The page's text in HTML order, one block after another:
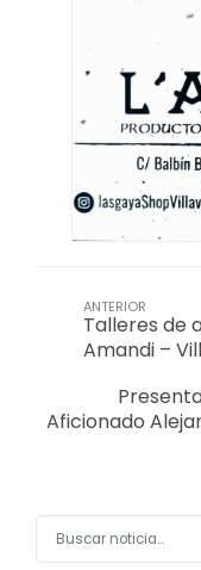
ANTERIOR
Talleres de
Amandi –
Aficionado